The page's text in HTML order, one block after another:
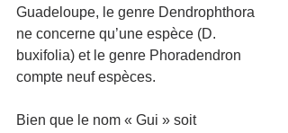
Guadeloupe, le genre Dendrophthora
ne concerne qu’une espèce (D.
buxifolia) et le genre Phoradendron
compte neuf espèces.
Bien que le nom « Gui » soit